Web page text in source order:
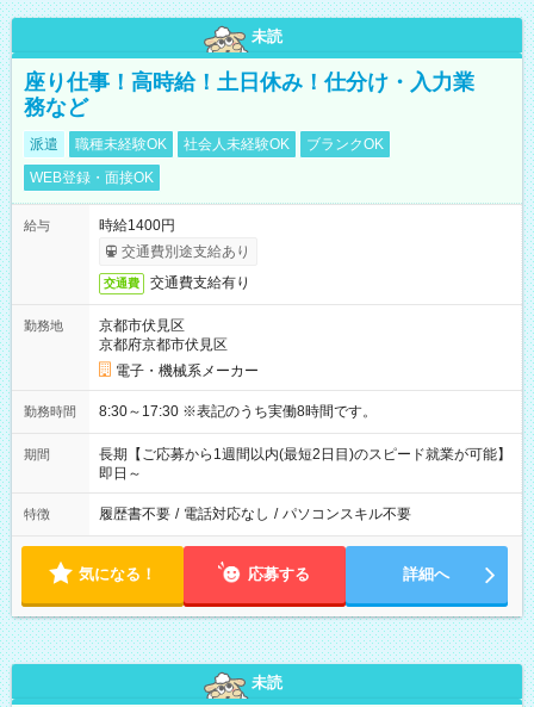
未読
座り仕事！高時給！土日休み！仕分け・入力業
務など
派遣 職種未経験OK 社会人未経験OK
ブランクOK
WEB登録・面接OK
給与
時給1400円
交通費別途支給あり
交通費 交通費支給有り
勤務地
京都市伏見区
京都府京都市伏見区
電子・機械系メーカー
勤務時間 8:30～17:30 ※表記のうち実働8時間です。
期間
長期【ご応募から1週間以内(最短2日目)のスピード就業が可能】
即日～
特徴 履歴書不要 / 電話対応なし / パソコンスキル不要
気になる！ 応募する 詳細へ
未読